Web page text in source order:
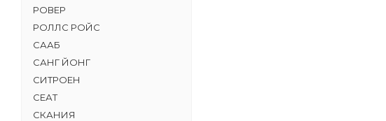
РОВЕР
РОЛЛС РОЙС
СААБ
САНГ ЙОНГ
СИТРОЕН
СЕАТ
СКАНИЯ